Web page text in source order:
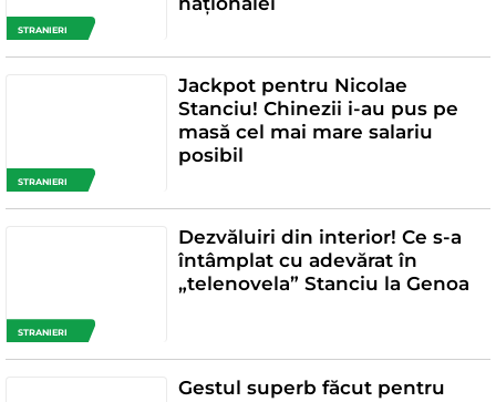
STRANIERI
STRANIERI
Jackpot pentru Nicolae
Stanciu! Chinezii i-au pus pe
masă cel mai mare salariu
posibil
STRANIERI
Dezvăluiri din interior! Ce s-a
întâmplat cu adevărat în
„telenovela” Stanciu la Genoa
Gestul superb făcut pentru